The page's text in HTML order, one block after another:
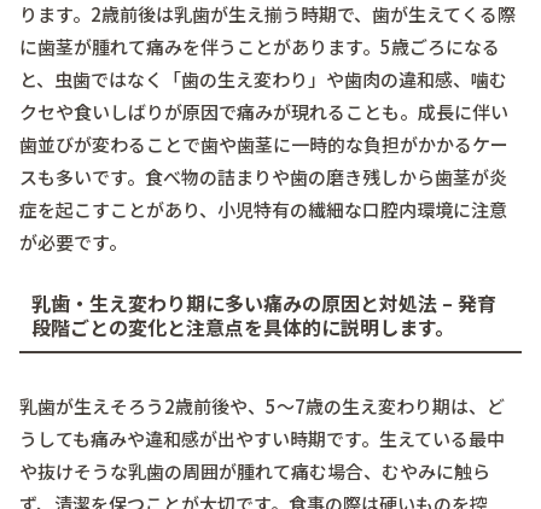
ります。2歳前後は乳歯が生え揃う時期で、歯が生えてくる際
に歯茎が腫れて痛みを伴うことがあります。5歳ごろになる
と、虫歯ではなく「歯の生え変わり」や歯肉の違和感、噛む
クセや食いしばりが原因で痛みが現れることも。成長に伴い
歯並びが変わることで歯や歯茎に一時的な負担がかかるケー
スも多いです。食べ物の詰まりや歯の磨き残しから歯茎が炎
症を起こすことがあり、小児特有の繊細な口腔内環境に注意
が必要です。
乳歯・生え変わり期に多い痛みの原因と対処法 – 発育
段階ごとの変化と注意点を具体的に説明します。
乳歯が生えそろう2歳前後や、5～7歳の生え変わり期は、ど
うしても痛みや違和感が出やすい時期です。生えている最中
や抜けそうな乳歯の周囲が腫れて痛む場合、むやみに触ら
ず、清潔を保つことが大切です。食事の際は硬いものを控